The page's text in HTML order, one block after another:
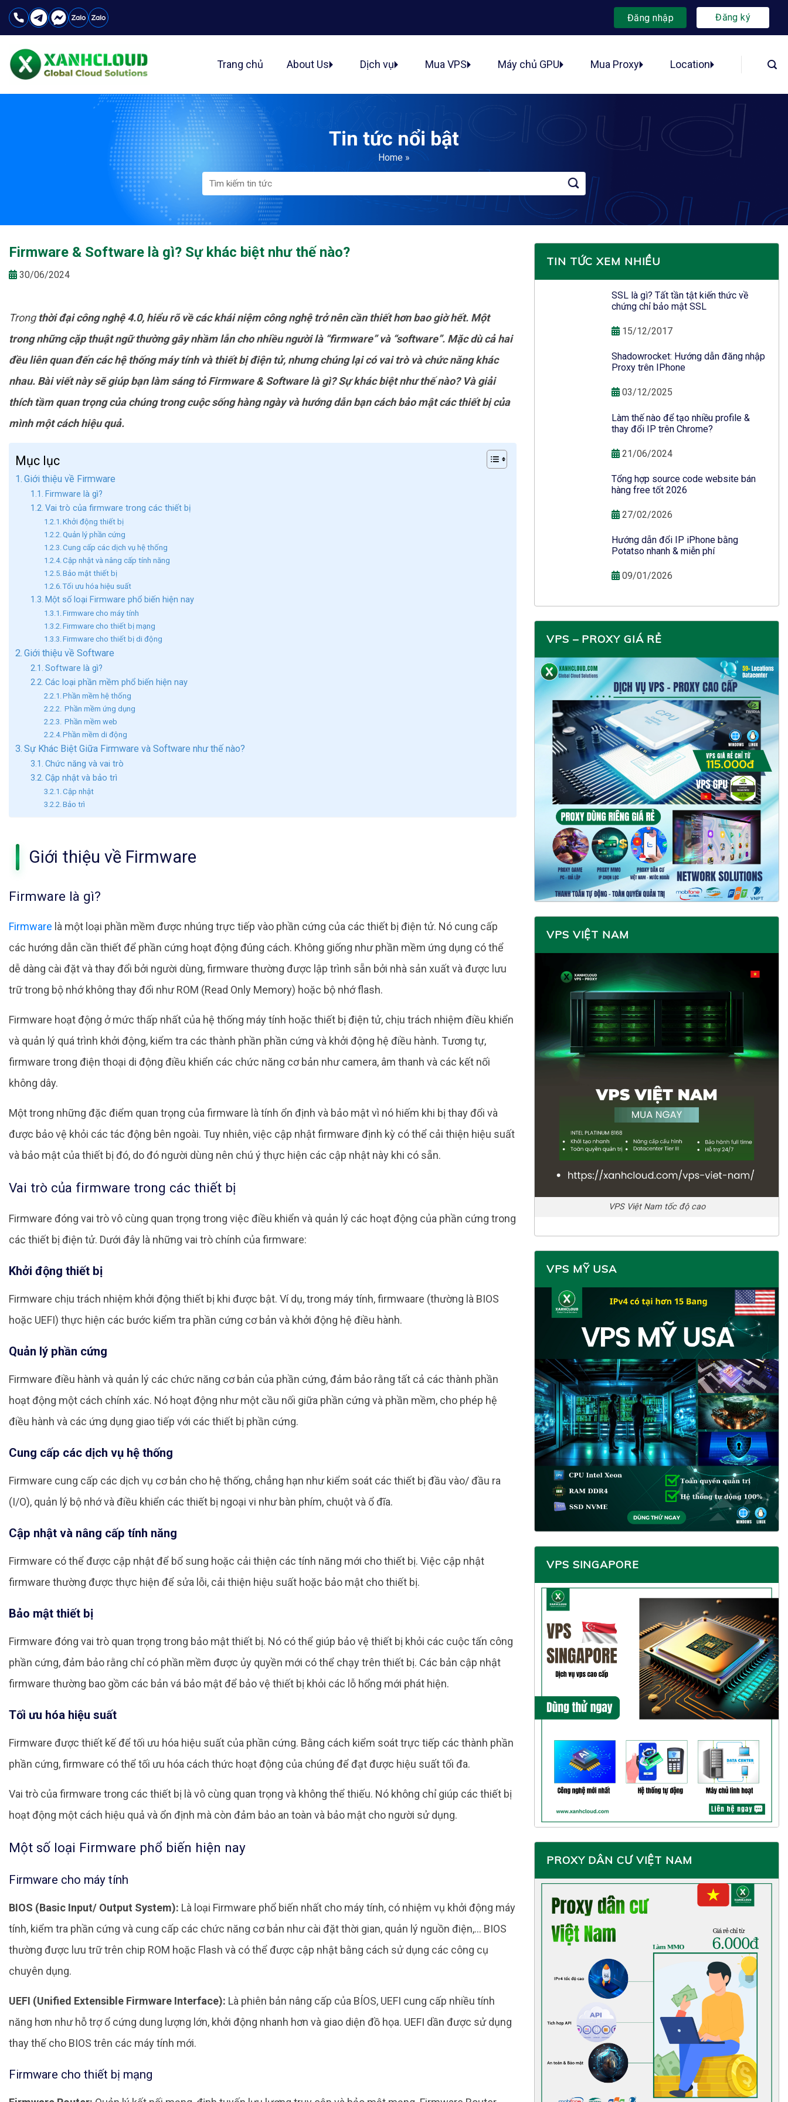
Skip
content
Đăng nhập Đăng ký
Trang chủ About Us Dịch vụ Mua VPS Máy chủ GPU Mua Proxy Location
Tin tức nổi bật
Home»
Firmware & Software là gì? Sự khác biệt như thế nào?
30/06/2024
Trongthời đại công nghệ 4.0, hiểu rõ về các khái niệm công nghệ trở nên cần thiết hơn bao giờ hết. Một
trong những cặp thuật ngữ thường gây nhầm lẫn cho nhiều người là “firmware” và “software”. Mặc dù cả hai
đều liên quan đến các hệ thống máy tính và thiết bị điện tử, nhưng chúng lại có vai trò và chức năng khác
nhau. Bài viết này sẽ giúp bạn làm sáng tỏFirmware & Software là gì? Sự khác biệt như thế nào? Vàgiải
thích tầm quan trọng của chúng trong cuộc sống hàng ngày và hướng dẫn bạn cách bảo mật các thiết bị của
mình một cách hiệu quả.
Mục lục
Giới thiệu về Firmware
Firmware là gì?
Vai trò của firmware trong các thiết bị
Khởi động thiết bị
Quản lý phần cứng
Cung cấp các dịch vụ hệ thống
Cập nhật và nâng cấp tính năng
Bảo mật thiết bị
Tối ưu hóa hiệu suất
Một số loại Firmware phổ biến hiện nay
Firmware cho máy tính
Firmware cho thiết bị mạng
Firmware cho thiết bị di động
Giới thiệu về Software
Software là gì?
Các loại phần mềm phổ biến hiện nay
Phần mềm hệ thống
Phần mềm ứng dụng
Phần mềm web
Phần mềm di động
Sự Khác Biệt Giữa Firmware và Software như thế nào?
Chức năng và vai trò
Cập nhật và bảo trì
Cập nhật
Bảo trì
Giới thiệu về Firmware
Firmware là gì?
Firmware là một loại phần mềm được nhúng trực tiếp vào phần cứng của các thiết bị điện tử. Nó cung cấp
các hướng dẫn cần thiết để phần cứng hoạt động đúng cách. Không giống như phần mềm ứng dụng có thể
dễ dàng cài đặt và thay đổi bởi người dùng, firmware thường được lập trình sẵn bởi nhà sản xuất và được lưu
trữ trong bộ nhớ không thay đổi như ROM (Read Only Memory) hoặc bộ nhớ flash.
Firmware hoạt động ở mức thấp nhất của hệ thống máy tính hoặc thiết bị điện tử, chịu trách nhiệm điều khiển
và quản lý quá trình khởi động, kiểm tra các thành phần phần cứng và khởi động hệ điều hành. Tương tự,
firmware trong điện thoại di động điều khiển các chức năng cơ bản như camera, âm thanh và các kết nối
không dây.
Một trong những đặc điểm quan trọng của firmware là tính ổn định và bảo mật vì nó hiếm khi bị thay đổi và
được bảo vệ khỏi các tác động bên ngoài. Tuy nhiên, việc cập nhật firmware định kỳ có thể cải thiện hiệu suất
và bảo mật của thiết bị đó, do đó người dùng nên chú ý thực hiện các cập nhật này khi có sẵn.
Vai trò của firmware trong các thiết bị
Firmware đóng vai trò vô cùng quan trọng trong việc điều khiển và quản lý các hoạt động của phần cứng trong
các thiết bị điện tử. Dưới đây là những vai trò chính của firmware:
Khởi động thiết bị
Firmware chịu trách nhiệm khởi động thiết bị khi được bật. Ví dụ, trong máy tính, firmwaare (thường là BIOS
hoặc UEFI) thực hiện các bước kiểm tra phần cứng cơ bản và khởi động hệ điều hành.
Quản lý phần cứng
Firmware điều hành và quản lý các chức năng cơ bản của phần cứng, đảm bảo rằng tất cả các thành phần
hoạt động một cách chính xác. Nó hoạt động như một cầu nối giữa phần cứng và phần mềm, cho phép hệ
điều hành và các ứng dụng giao tiếp với các thiết bị phần cứng.
Cung cấp các dịch vụ hệ thống
Firmware cung cấp các dịch vụ cơ bản cho hệ thống, chẳng hạn như kiểm soát các thiết bị đầu vào/ đầu ra
(I/O), quản lý bộ nhớ và điều khiển các thiết bị ngoại vi như bàn phím, chuột và ổ đĩa.
Cập nhật và nâng cấp tính năng
Firmware có thể được cập nhật để bổ sung hoặc cải thiện các tính năng mới cho thiết bị. Việc cập nhật
firmware thường được thực hiện để sửa lỗi, cải thiện hiệu suất hoặc bảo mật cho thiết bị.
Bảo mật thiết bị
Firmware đóng vai trò quan trọng trong bảo mật thiết bị. Nó có thể giúp bảo vệ thiết bị khỏi các cuộc tấn công
phần cứng, đảm bảo rằng chỉ có phần mềm được ủy quyền mới có thể chạy trên thiết bị. Các bản cập nhật
firmware thường bao gồm các bản vá bảo mật để bảo vệ thiết bị khỏi các lỗ hổng mới phát hiện.
Tối ưu hóa hiệu suất
Firmware được thiết kế để tối ưu hóa hiệu suất của phần cứng. Bằng cách kiểm soát trực tiếp các thành phần
phần cứng, firmware có thể tối ưu hóa cách thức hoạt động của chúng để đạt được hiệu suất tối đa.
Vai trò của firmware trong các thiết bị là vô cùng quan trọng và không thể thiếu. Nó không chỉ giúp các thiết bị
hoạt động một cách hiệu quả và ổn định mà còn đảm bảo an toàn và bảo mật cho người sử dụng.
Một số loại Firmware phổ biến hiện nay
Firmware cho máy tính
BIOS (Basic Input/ Output System): Là loại Firmware phổ biến nhất cho máy tính, có nhiệm vụ khởi động máy
tính, kiểm tra phần cứng và cung cấp các chức năng cơ bản như cài đặt thời gian, quản lý nguồn điện,… BIOS
thường được lưu trữ trên chip ROM hoặc Flash và có thể được cập nhật bằng cách sử dụng các công cụ
chuyên dụng.
UEFI (Unified Extensible Firmware Interface): Là phiên bản nâng cấp của BÍOS, UEFI cung cấp nhiều tính
năng hơn như hỗ trợ ổ cứng dung lượng lớn, khởi động nhanh hơn và giao diện đồ họa. UEFI dần được sử dụng
thay thế cho BIOS trên các máy tính mới.
Firmware cho thiết bị mạng
TIN TỨC XEM NHIỀU
SSL là gì? Tất tần tật kiến thức về
chứng chỉ bảo mật SSL
15/12/2017
Shadowrocket: Hướng dẫn đăng nhập
Proxy trên IPhone
03/12/2025
Làm thế nào để tạo nhiều profile &
thay đổi IP trên Chrome?
21/06/2024
Tổng hợp source code website bán
hàng free tốt 2026
27/02/2026
Hướng dẫn đổi IP iPhone bằng
Potatso nhanh & miễn phí
09/01/2026
VPS – PROXY GIÁ RẺ
VPS VIỆT NAM
VPS Việt Nam tốc độ cao
VPS MỸ USA
VPS SINGAPORE
PROXY DÂN CƯ VIỆT NAM